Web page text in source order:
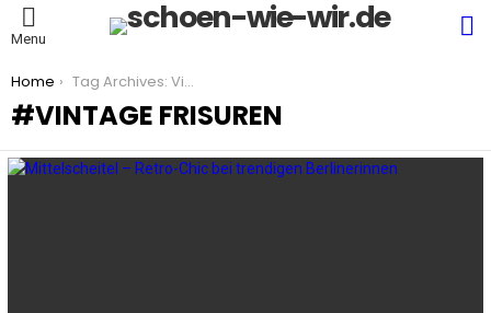
Menu
You are here:
Home Tag Archives: Vintage Frisuren
VINTAGE FRISUREN